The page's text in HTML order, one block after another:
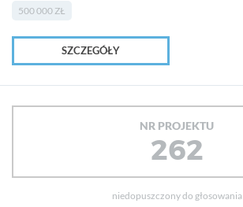
500 000 ZŁ
SZCZEGÓŁY
NR PROJEKTU
262
niedopuszczony do głosowania